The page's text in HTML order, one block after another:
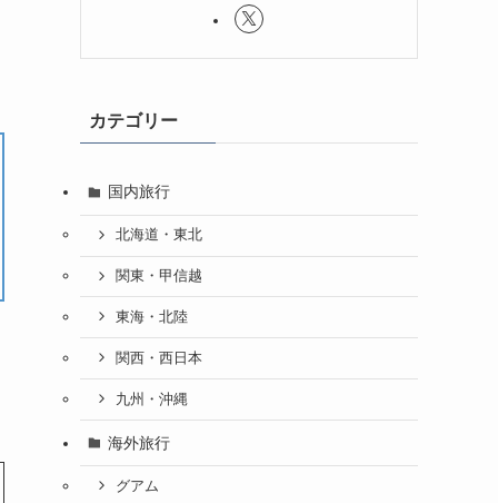
カテゴリー
国内旅行
北海道・東北
関東・甲信越
東海・北陸
関西・西日本
九州・沖縄
海外旅行
グアム